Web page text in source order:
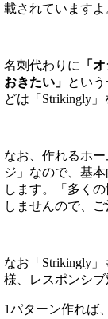
載されています
名刺代わりに
「
おきたい」 とい
どは「Strikingly」
なお、作れるホ
ジ」なので、基
します。「多く
しませんので、ご
なお「Strikingly
様、レスポンシブ
1パターン作れば